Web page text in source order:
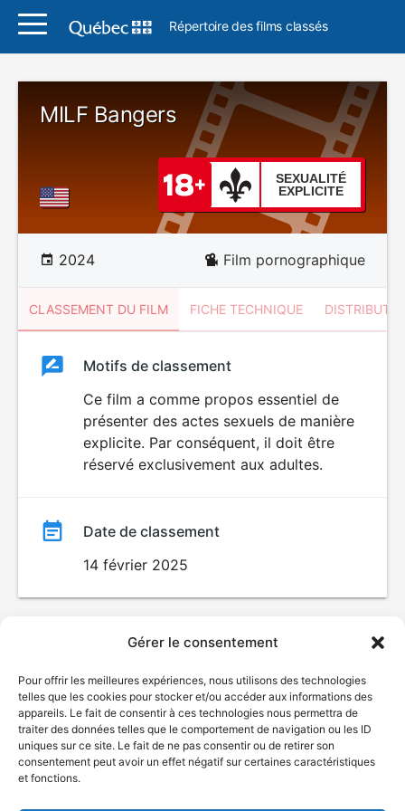
Gérer le consentement
Pour offrir les meilleures expériences, nous utilisons des technologies
telles que les cookies pour stocker et/ou accéder aux informations des
appareils. Le fait de consentir à ces technologies nous permettra de
traiter des données telles que le comportement de navigation ou les ID
uniques sur ce site. Le fait de ne pas consentir ou de retirer son
consentement peut avoir un effet négatif sur certaines caractéristiques
et fonctions.
Répertoire des films classés
MILF Bangers
SEXUALITÉ
EXPLICITE
2024 Film pornographique
CLASSEMENT DU FILM FICHE TECHNIQUE
ClassementClassement
SEXUALITÉ
EXPLICITE
Motifs de classement
Ce film a comme propos essentiel de
présenter des actes sexuels de manière
explicite. Par conséquent, il doit être
réservé exclusivement aux adultes.
Date de classement
14 février 2025